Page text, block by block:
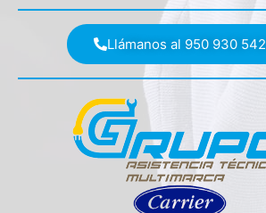
Llámanos al 950 930 542